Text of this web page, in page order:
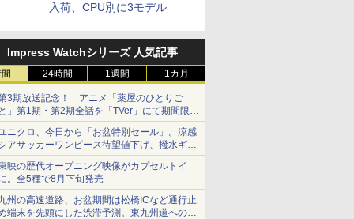
入荷、CPU別に3モデル
Impress Watchシリーズ 人気記事
24時間 1週間 1カ月
3期放送記念！ アニメ「薬屋のひとりご
」第1期・第2期全話を「TVer」にて期間限定
順次無料配信開始
ニクロ、今日から「お盆特別セール」。涼感
アサッカーワンピース待望値下げ、撥水ギア
ョーツは1990円に
映の歴代オープニング映像がカプセルトイ
。全5種で8月下旬発売
州の高速道路、お盆期間は松橋ICなど通行止
端末を先頭にした渋滞予測。東九州道への迂